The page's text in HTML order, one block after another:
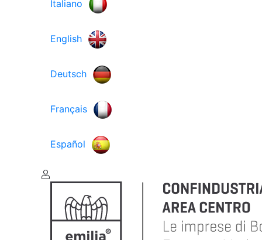
Italiano
English
Deutsch
Français
Español